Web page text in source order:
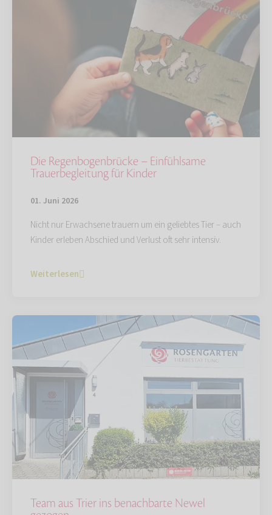
Die Regenbogenbrücke – Einfühlsame
Trauerbegleitung für Kinder
01. Juni 2026
Nicht nur Erwachsene trauern um ein geliebtes Tier – auch
Kinder erleben Abschied und Verlust oft sehr intensiv.
Weiterlesen
Team aus Trier ins benachbarte Newel